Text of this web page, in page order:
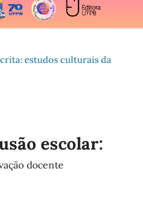
estudos culturais da
escolar:
docente